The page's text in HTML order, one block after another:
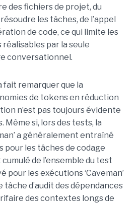
des fichiers de projet, du
les tâches, de l’appel
de code, ce qui limite les
par la seule
conversationnel.
fait remarquer que la
de tokens en réduction
n’est pas toujours évidente
Même si, lors des tests, la
a généralement entraîné
pour les tâches de codage
de l’ensemble du test
pour les exécutions ‘Caveman’
tâche d’audit des dépendances
des contextes longs de